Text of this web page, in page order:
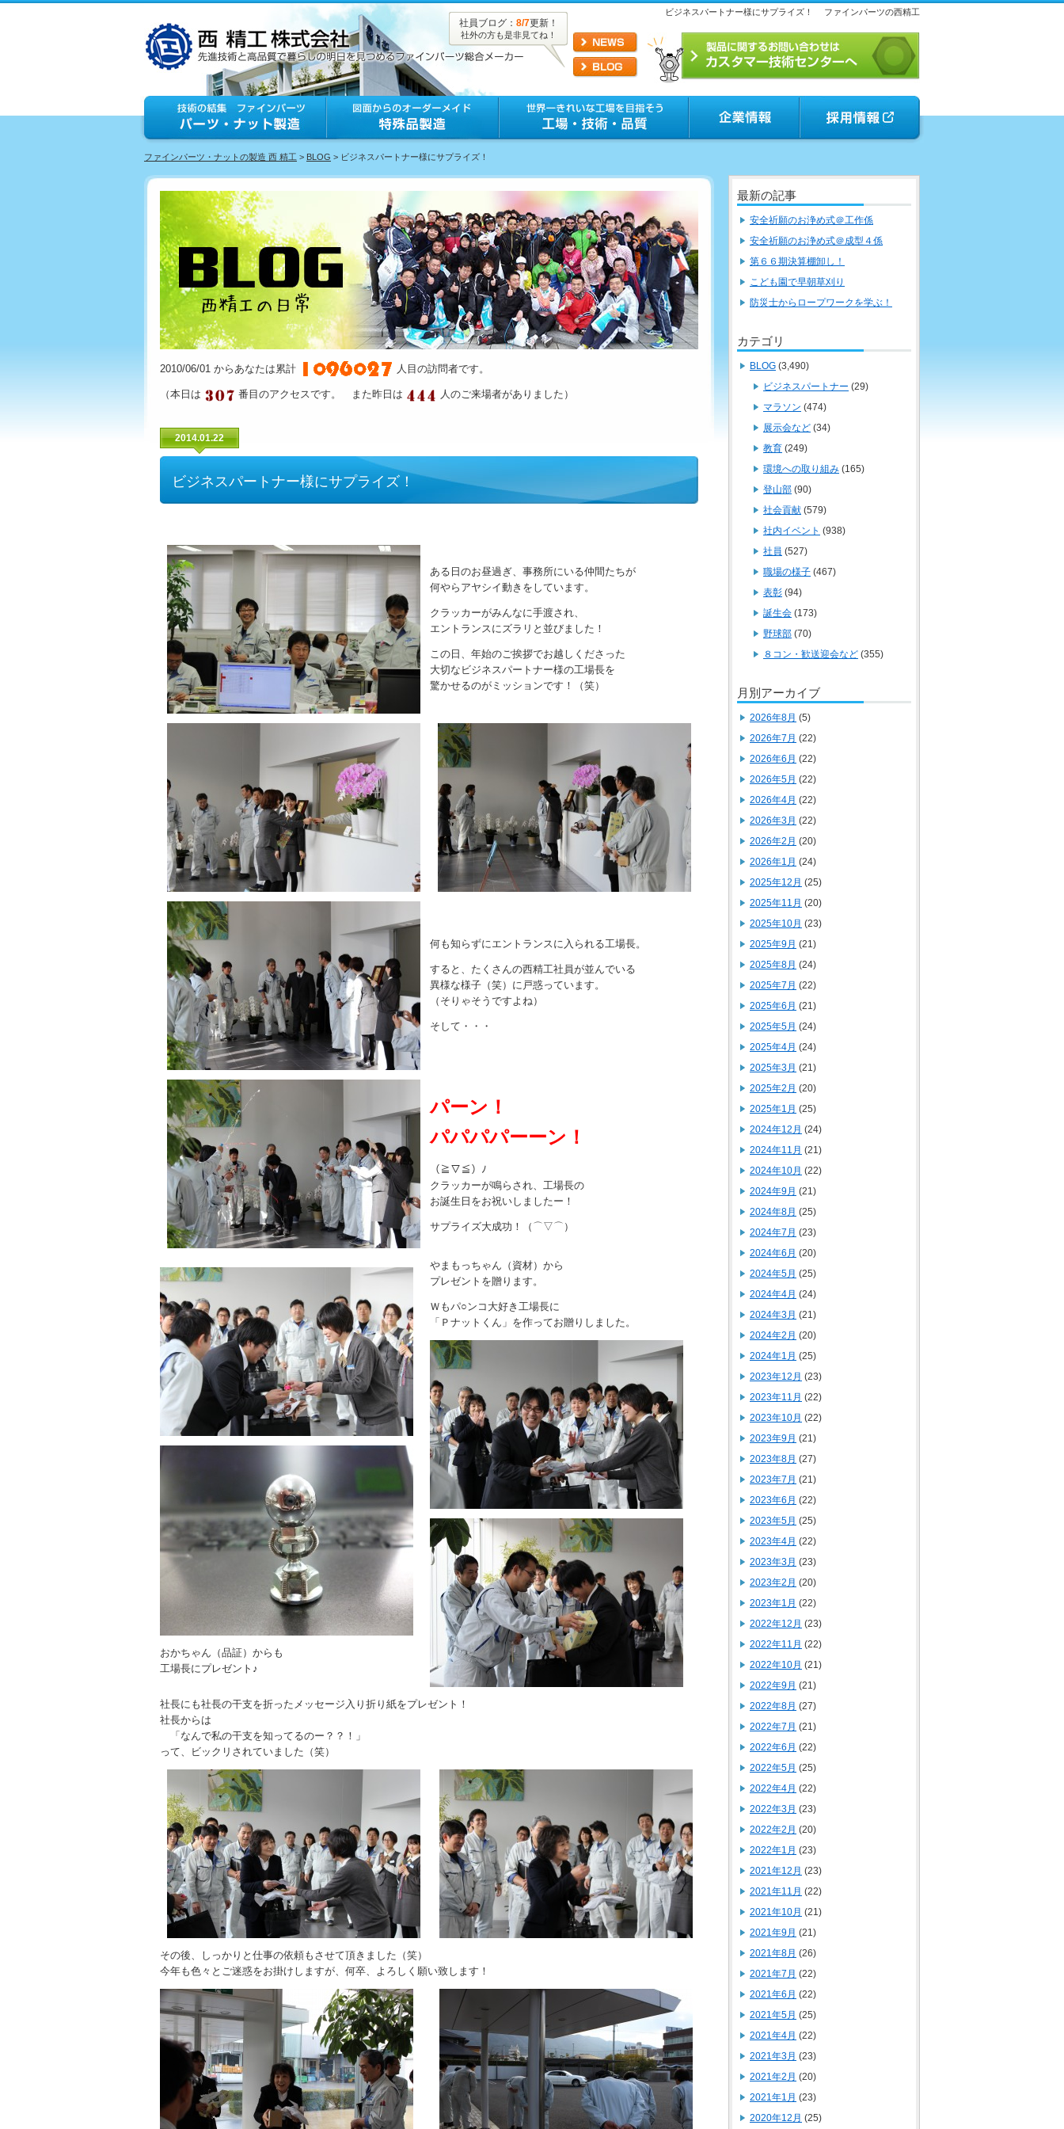
ビジネスパートナー様にサプライズ！ ファインパーツの西精工
社員ブログ： 8/7更新！
社外の方も是非見てね！
ファインパーツ・ナットの製造 西 精工 > BLOG > ビジネスパートナー様にサプライズ！
2010/06/01 からあなたは累計 人目の訪問者です。
（本日は 番目のアクセスです。 また昨日は 人のご来場者がありました）
2014.01.22
ビジネスパートナー様にサプライズ！
ある日のお昼過ぎ、事務所にいる仲間たちが
何やらアヤシイ動きをしています。
クラッカーがみんなに手渡され、
エントランスにズラリと並びました！
この日、年始のご挨拶でお越しくださった
大切なビジネスパートナー様の工場長を
驚かせるのがミッションです！（笑）
何も知らずにエントランスに入られる工場長。
すると、たくさんの西精工社員が並んでいる
異様な様子（笑）に戸惑っています。
（そりゃそうですよね）
そして・・・
パーン！
パパパパーーン！
（≧▽≦）ﾉ
クラッカーが鳴らされ、工場長の
お誕生日をお祝いしましたー！
サプライズ大成功！（⌒▽⌒）
おかちゃん（品証）からも
工場長にプレゼント♪
やまもっちゃん（資材）から
プレゼントを贈ります。
Ｗもパ○ンコ大好き工場長に
「Ｐナットくん」を作ってお贈りしました。
社長にも社長の干支を折ったメッセージ入り折り紙をプレゼント！
社長からは
「なんで私の干支を知ってるのー？？！」
って、ビックリされていました（笑）
その後、しっかりと仕事の依頼もさせて頂きました（笑）
今年も色々とご迷惑をお掛けしますが、何卒、よろしく願い致します！
最新の記事
安全祈願のお浄め式＠工作係
安全祈願のお浄め式＠成型４係
第６６期決算棚卸し！
こども園で早朝草刈り
防災士からロープワークを学ぶ！
カテゴリ
BLOG (3,490)
ビジネスパートナー (29)
マラソン (474)
展示会など (34)
教育 (249)
環境への取り組み (165)
登山部 (90)
社会貢献 (579)
社内イベント (938)
社員 (527)
職場の様子 (467)
表彰 (94)
誕生会 (173)
野球部 (70)
８コン・歓送迎会など (355)
月別アーカイブ
2026年8月 (5)
2026年7月 (22)
2026年6月 (22)
2026年5月 (22)
2026年4月 (22)
2026年3月 (22)
2026年2月 (20)
2026年1月 (24)
2025年12月 (25)
2025年11月 (20)
2025年10月 (23)
2025年9月 (21)
2025年8月 (24)
2025年7月 (22)
2025年6月 (21)
2025年5月 (24)
2025年4月 (24)
2025年3月 (21)
2025年2月 (20)
2025年1月 (25)
2024年12月 (24)
2024年11月 (21)
2024年10月 (22)
2024年9月 (21)
2024年8月 (25)
2024年7月 (23)
2024年6月 (20)
2024年5月 (25)
2024年4月 (24)
2024年3月 (21)
2024年2月 (20)
2024年1月 (25)
2023年12月 (23)
2023年11月 (22)
2023年10月 (22)
2023年9月 (21)
2023年8月 (27)
2023年7月 (21)
2023年6月 (22)
2023年5月 (25)
2023年4月 (22)
2023年3月 (23)
2023年2月 (20)
2023年1月 (22)
2022年12月 (23)
2022年11月 (22)
2022年10月 (21)
2022年9月 (21)
2022年8月 (27)
2022年7月 (21)
2022年6月 (22)
2022年5月 (25)
2022年4月 (22)
2022年3月 (23)
2022年2月 (20)
2022年1月 (23)
2021年12月 (23)
2021年11月 (22)
2021年10月 (21)
2021年9月 (21)
2021年8月 (26)
2021年7月 (22)
2021年6月 (22)
2021年5月 (25)
2021年4月 (22)
2021年3月 (23)
2021年2月 (20)
2021年1月 (23)
2020年12月 (25)